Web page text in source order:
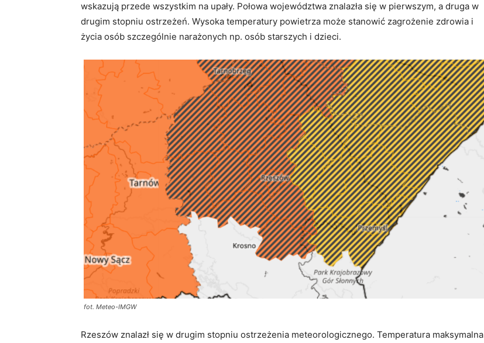
wskazują przede wszystkim na upały. Połowa województwa znalazła się w pierwszym, a druga w
drugim stopniu ostrzeżeń. Wysoka temperatury powietrza może stanowić zagrożenie zdrowia i
życia osób szczególnie narażonych np. osób starszych i dzieci.
fot. Meteo-IMGW
Rzeszów znalazł się w drugim stopniu ostrzeżenia meteorologicznego. Temperatura maksymalna